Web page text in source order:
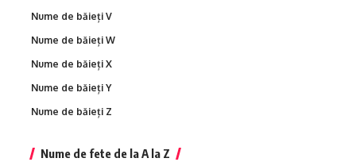
Nume de băieți V
Nume de băieți W
Nume de băieți X
Nume de băieți Y
Nume de băieți Z
Nume de fete de la A la Z